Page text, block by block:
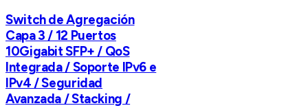
Switch de Agregación
Capa 3 / 12 Puertos
10Gigabit SFP+ / QoS
Integrada / Soporte IPv6 e
IPv4 / Seguridad
Avanzada / Stacking /